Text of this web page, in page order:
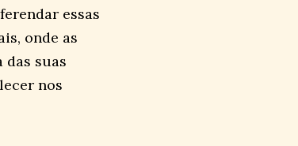
essas
onde as
suas
nos